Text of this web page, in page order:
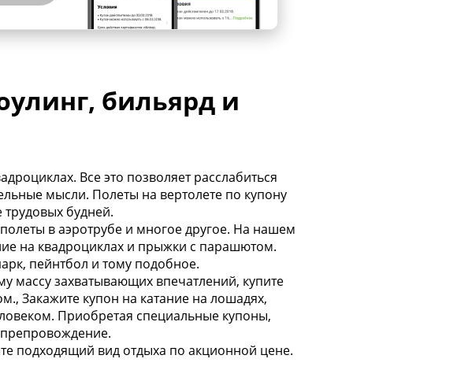
бильярд и
Все это позволяет расслабиться
мысли. Полеты на вертолете по купону
трудовых будней.
в аэротрубе и многое другое. На нашем
на квадроциклах и прыжки с парашютом.
пейнтбол и тому подобное.
массу захватывающих впечатлений, купите
Закажите купон на катание на лошадях,
Приобретая специальные купоны,
подходящий вид отдыха по акционной цене.